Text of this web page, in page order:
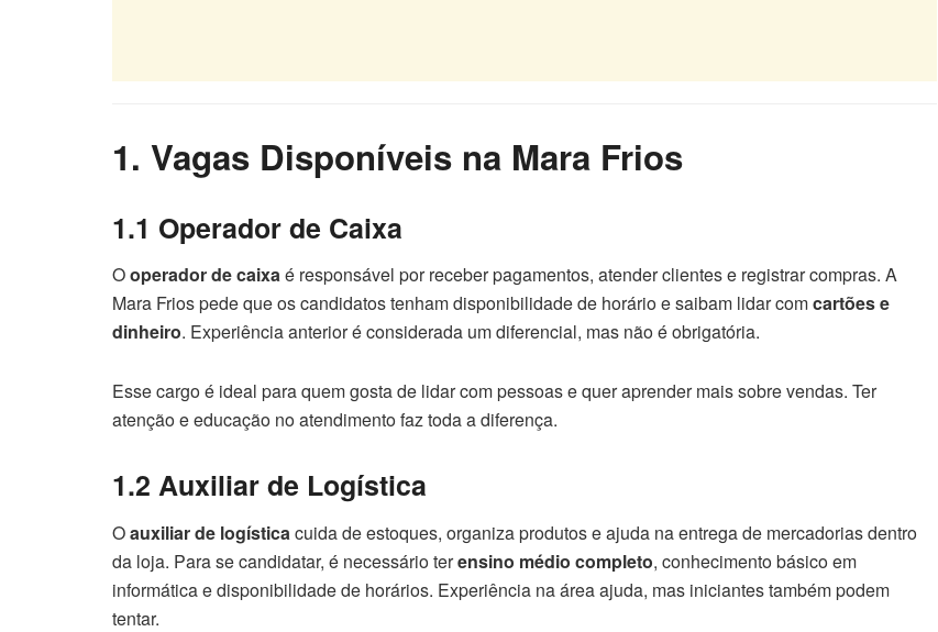
1. Vagas Disponíveis na Mara Frios
1.1 Operador de Caixa
Ooperador de caixaé responsável por receber pagamentos, atender clientes e registrar compras. A
Mara Frios pede que os candidatos tenham disponibilidade de horário e saibam lidar comcartões e
dinheiro. Experiência anterior é considerada um diferencial, mas não é obrigatória.
Esse cargo é ideal para quem gosta de lidar com pessoas e quer aprender mais sobre vendas. Ter
atenção e educação no atendimento faz toda a diferença.
1.2 Auxiliar de Logística
Oauxiliar de logísticacuida de estoques, organiza produtos e ajuda na entrega de mercadorias dentro
da loja. Para se candidatar, é necessário terensino médio completo, conhecimento básico em
informática e disponibilidade de horários. Experiência na área ajuda, mas iniciantes também podem
tentar.